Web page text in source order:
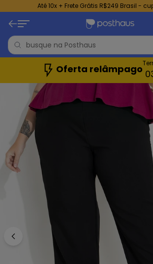
Até 10x + Frete Grátis R$249 Brasil -
Oferta relâmpago